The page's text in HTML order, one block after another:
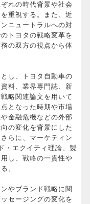
れの時代背景や社会
重視する。また、近
ニュートラルへの対
トヨタの戦略変革を
の双方の視点から体
し、トヨタ自動車の
料、業界専門誌、新
略関連論文を用いて
となった時期や市場
金融危機などの外部
の変化を背景にした
らに、マーケティン
・エクイティ理論、製
し、戦略の一貫性や
。
やブランド戦略に関
セージングの変化を